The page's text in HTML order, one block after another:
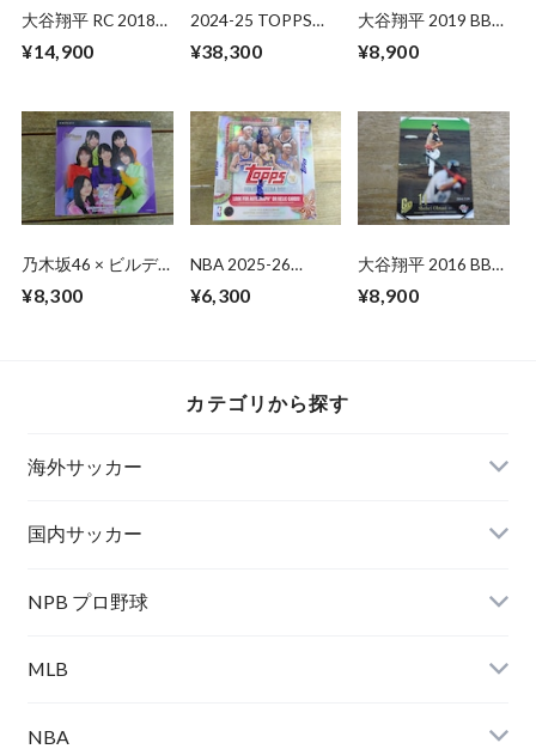
大谷翔平 RC 2018
07.08.18 ( 日本語版
¥14,900
2024-25 TOPPS
COMPETITIONS
¥38,300
大谷翔平 2019 BBM
¥8,900
乃木坂46 × ビルデ
トレーディングカー
¥8,300
NBA 2025-26
MEGA BOX 未開封
¥6,300
大谷翔平 2016 BBM
「Go Higher」球宴
¥8,900
カテゴリから探す
海外サッカー
国内サッカー
NPB プロ野球
MLB
NBA